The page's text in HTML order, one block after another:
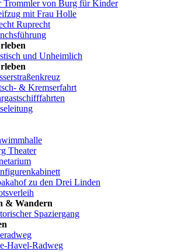
Trommler von Burg für Kinder
mit Frau Holle
Ruprecht
und Unheimlich
& Kremserfahrt
Theater
zu den Drei Linden
& Wandern
Spaziergang
Havel-Radweg